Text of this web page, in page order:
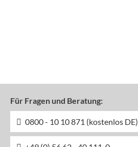
Für Fragen und Beratung:
0800 - 10 10 871 (kostenlos DE)